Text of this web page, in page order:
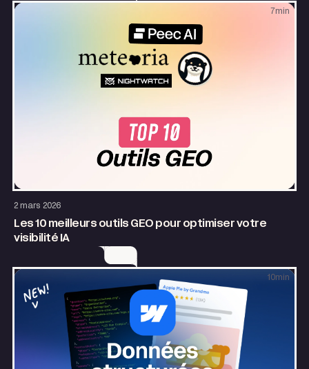
2 mars 2026
Les 10 meilleurs outils GEO pour optimiser votre
visibilité IA
7 min
10 min